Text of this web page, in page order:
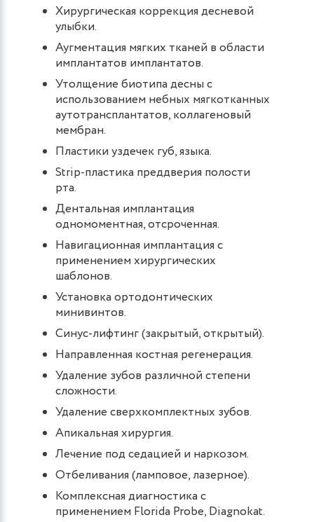
Хирургическая коррекция десневой
улыбки.
Аугментация мягких тканей в области
имплантатов имплантатов.
Утолщение биотипа десны с
использованием небных мягкотканных
аутотрансплантатов, коллагеновый
мембран.
Пластики уздечек губ, языка.
Strip-пластика преддверия полости
рта.
Дентальная имплантация
одномоментная, отсроченная.
Навигационная имплантация с
применением хирургических
шаблонов.
Установка ортодонтических
минивинтов.
Синус-лифтинг (закрытый, открытый).
Направленная костная регенерация.
Удаление зубов различной степени
сложности.
Удаление сверхкомплектных зубов.
Апикальная хирургия.
Лечение под седацией и наркозом.
Отбеливания (ламповое, лазерное).
Комплексная диагностика с
применением Florida Probe, Diagnokat.